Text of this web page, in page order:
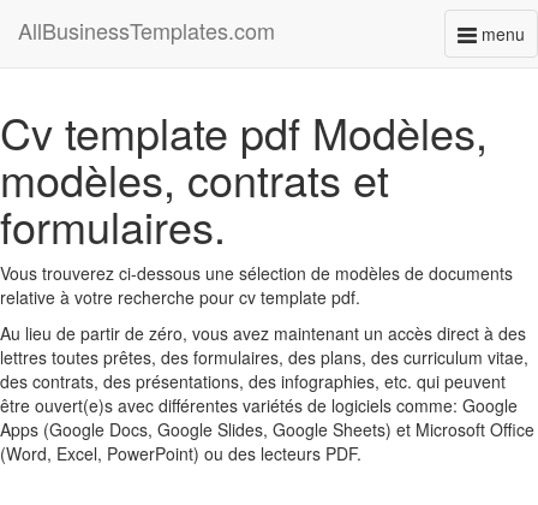
menu
AllBusinessTemplates.com
Cv template pdf Modèles,
modèles, contrats et
formulaires.
Vous trouverez ci-dessous une sélection de modèles de documents
relative à votre recherche pour cv template pdf.
Au lieu de partir de zéro, vous avez maintenant un accès direct à des
lettres toutes prêtes, des formulaires, des plans, des curriculum vitae,
des contrats, des présentations, des infographies, etc. qui peuvent
être ouvert(e)s avec différentes variétés de logiciels comme: Google
Apps (Google Docs, Google Slides, Google Sheets) et Microsoft Office
(Word, Excel, PowerPoint) ou des lecteurs PDF.